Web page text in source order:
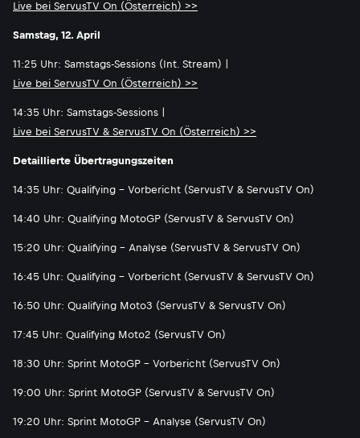
Live bei ServusTV On (Österreich) >>
Samstag, 12. April
11:25 Uhr: Samstags-Sessions (Int. Stream) |
Live bei ServusTV On (Österreich) >>
14:35 Uhr: Samstags-Sessions |
Live bei ServusTV & ServusTV On (Österreich) >>
Detaillierte Übertragungszeiten
14:35 Uhr: Qualifying - Vorbericht (ServusTV & ServusTV On)
14:40 Uhr: Qualifying MotoGP (ServusTV & ServusTV On)
15:20 Uhr: Qualifying - Analyse (ServusTV & ServusTV On)
16:45 Uhr: Qualifying - Vorbericht (ServusTV & ServusTV On)
16:50 Uhr: Qualifying Moto3 (ServusTV & ServusTV On)
17:45 Uhr: Qualifying Moto2 (ServusTV On)
18:30 Uhr: Sprint MotoGP - Vorbericht (ServusTV On)
19:00 Uhr: Sprint MotoGP (ServusTV & ServusTV On)
19:20 Uhr: Sprint MotoGP - Analyse (ServusTV On)